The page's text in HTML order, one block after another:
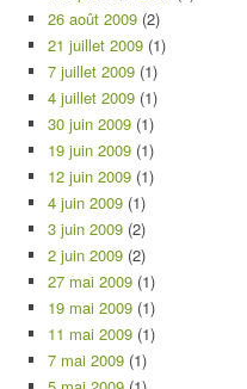
26 août 2009 (2)
21 juillet 2009 (1)
7 juillet 2009 (1)
4 juillet 2009 (1)
30 juin 2009 (1)
19 juin 2009 (1)
12 juin 2009 (1)
4 juin 2009 (1)
3 juin 2009 (2)
2 juin 2009 (2)
27 mai 2009 (1)
19 mai 2009 (1)
11 mai 2009 (1)
7 mai 2009 (1)